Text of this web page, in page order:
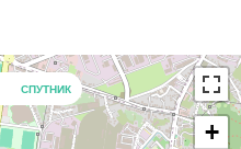
+
СПУТНИК